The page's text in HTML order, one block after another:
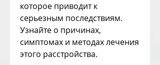
которое приводит к
серьезным последствиям.
Узнайте о причинах,
симптомах и методах лечения
этого расстройства.